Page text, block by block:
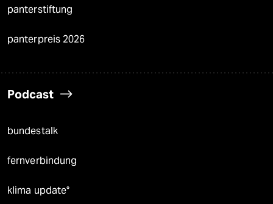
panterstiftung
panterpreis 2026
Podcast
bundestalk
fernverbindung
klima update°